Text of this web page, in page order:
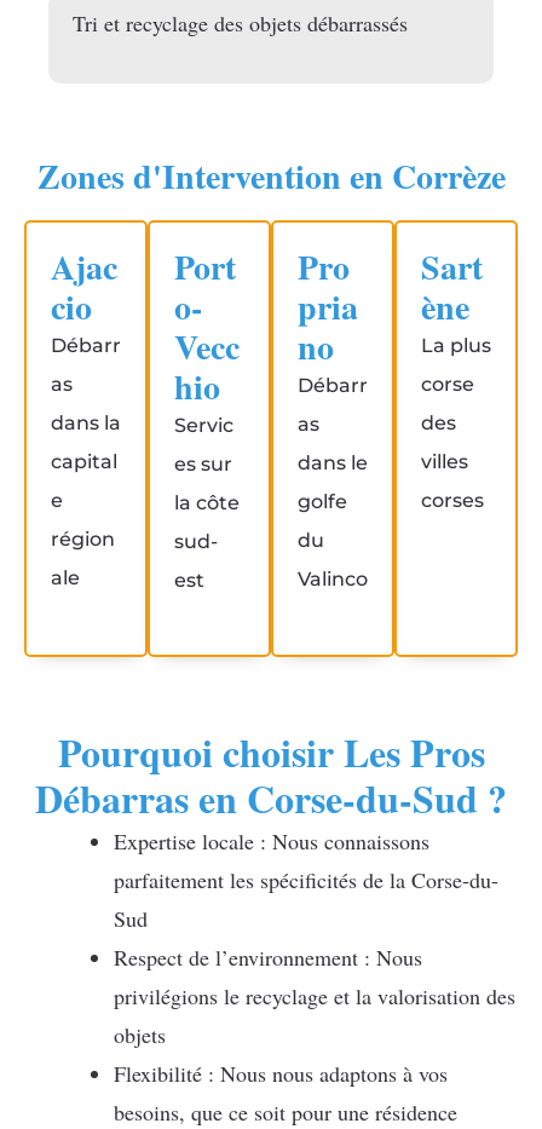
Tri et recyclage des objets débarrassés
Zones d'Intervention en Corrèze
Ajac
cio
Débarr
as
dans la
capital
e
région
ale
Port
o-
Vecc
hio
Servic
es sur
la côte
sud-
est
Pro
pria
no
Débarr
as
dans le
golfe
du
Valinco
Sart
ène
La plus
corse
des
villes
corses
Pourquoi choisir Les Pros
Débarras en Corse-du-Sud ?
Expertise locale : Nous connaissons
parfaitement les spécificités de la Corse-du-
Sud
Respect de l’environnement : Nous
privilégions le recyclage et la valorisation des
objets
Flexibilité : Nous nous adaptons à vos
besoins, que ce soit pour une résidence